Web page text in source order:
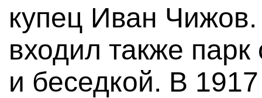
купец Иван
входил также
и беседкой. В